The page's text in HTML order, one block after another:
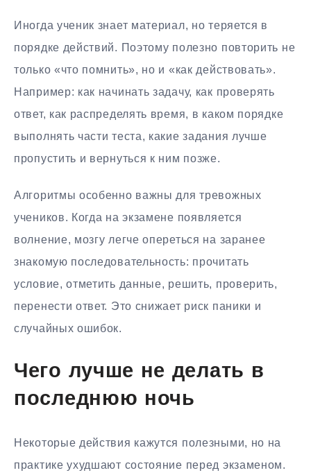
Иногда ученик знает материал, но теряется в
порядке действий. Поэтому полезно повторить не
только «что помнить», но и «как действовать».
Например: как начинать задачу, как проверять
ответ, как распределять время, в каком порядке
выполнять части теста, какие задания лучше
пропустить и вернуться к ним позже.
Алгоритмы особенно важны для тревожных
учеников. Когда на экзамене появляется
волнение, мозгу легче опереться на заранее
знакомую последовательность: прочитать
условие, отметить данные, решить, проверить,
перенести ответ. Это снижает риск паники и
случайных ошибок.
Чего лучше не делать в
последнюю ночь
Некоторые действия кажутся полезными, но на
практике ухудшают состояние перед экзаменом.